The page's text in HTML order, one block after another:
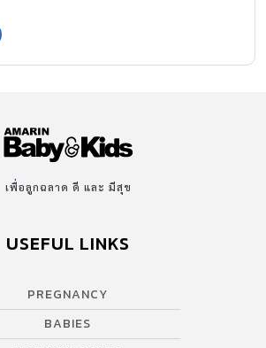
เพื่อลูกฉลาด ดี และ มีสุข
USEFUL LINKS
PREGNANCY
BABIES